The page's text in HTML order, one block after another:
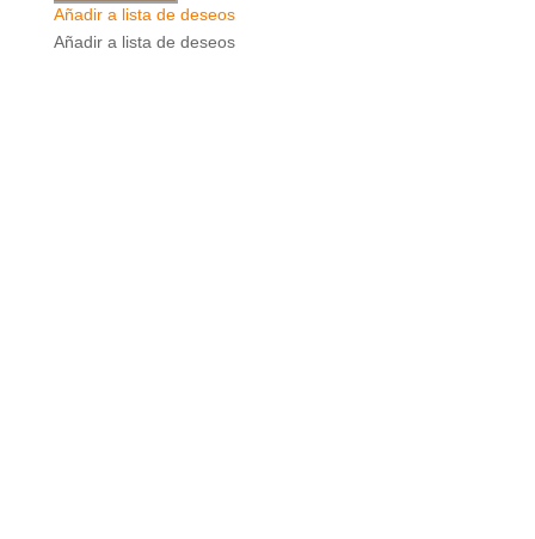
Añadir a lista de deseos
Añadir a lista de deseos